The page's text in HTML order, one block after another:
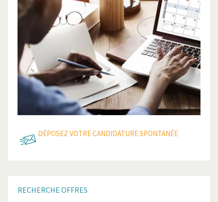
DÉPOSEZ VOTRE CANDIDATURE SPONTANÉE
RECHERCHE OFFRES